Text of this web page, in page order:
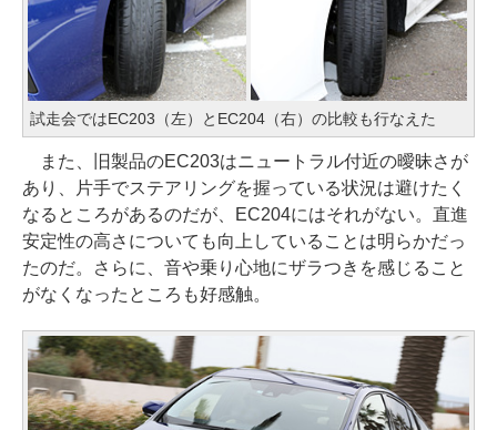
試走会ではEC203（左）とEC204（右）の比較も行なえた
また、旧製品のEC203はニュートラル付近の曖昧さが
あり、片手でステアリングを握っている状況は避けたく
なるところがあるのだが、EC204にはそれがない。直進
安定性の高さについても向上していることは明らかだっ
たのだ。さらに、音や乗り心地にザラつきを感じること
がなくなったところも好感触。